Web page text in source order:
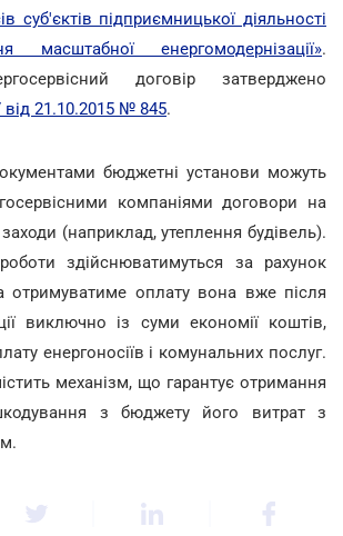
суб'єктів підприємницької діяльності
масштабної енергомодернізації».
договір затверджено
21.10.2015 № 845.
бюджетні установи можуть
компаніями договори на
(наприклад, утеплення будівель).
здійснюватимуться за рахунок
отримуватиме оплату вона вже після
виключно із суми економії коштів,
енергоносіїв і комунальних послуг.
механізм, що гарантує отримання
з бюджету його витрат з